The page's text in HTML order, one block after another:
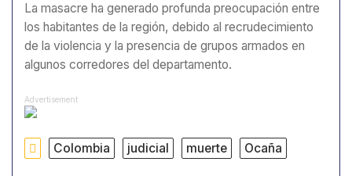
La masacre ha generado profunda preocupación entre
los habitantes de la región, debido al recrudecimiento
de la violencia y la presencia de grupos armados en
algunos corredores del departamento.
Advertisement
Colombia judicial muerte Ocaña